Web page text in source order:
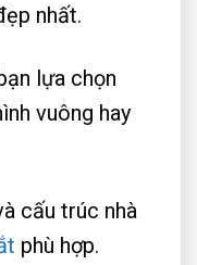
nhất.
lựa chọn
vuông hay
cấu trúc nhà
phù hợp.